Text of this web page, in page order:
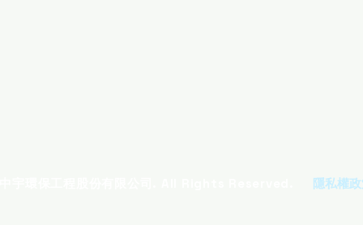
隱私權